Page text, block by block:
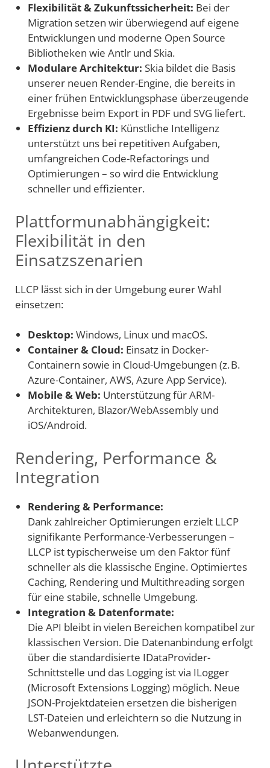
Flexibilität & Zukunftssicherheit: Bei der
Migration setzen wir überwiegend auf eigene
Entwicklungen und moderne Open Source
Bibliotheken wie Antlr und Skia.
Modulare Architektur: Skia bildet die Basis
unserer neuen Render-Engine, die bereits in
einer frühen Entwicklungsphase überzeugende
Ergebnisse beim Export in PDF und SVG liefert.
Effizienz durch KI: Künstliche Intelligenz
unterstützt uns bei repetitiven Aufgaben,
umfangreichen Code-Refactorings und
Optimierungen – so wird die Entwicklung
schneller und effizienter.
Plattformunabhängigkeit:
Flexibilität in den
Einsatzszenarien
LLCP lässt sich in der Umgebung eurer Wahl
einsetzen:
Desktop: Windows, Linux und macOS.
Container & Cloud: Einsatz in Docker-
Containern sowie in Cloud-Umgebungen (z. B.
Azure-Container, AWS, Azure App Service).
Mobile & Web: Unterstützung für ARM-
Architekturen, Blazor/WebAssembly und
iOS/Android.
Rendering, Performance &
Integration
Rendering & Performance:
Dank zahlreicher Optimierungen erzielt LLCP
signifikante Performance-Verbesserungen –
LLCP ist typischerweise um den Faktor fünf
schneller als die klassische Engine. Optimiertes
Caching, Rendering und Multithreading sorgen
für eine stabile, schnelle Umgebung.
Integration & Datenformate:
Die API bleibt in vielen Bereichen kompatibel zur
klassischen Version. Die Datenanbindung erfolgt
über die standardisierte IDataProvider-
Schnittstelle und das Logging ist via ILogger
(Microsoft Extensions Logging) möglich. Neue
JSON-Projektdateien ersetzen die bisherigen
LST-Dateien und erleichtern so die Nutzung in
Webanwendungen.